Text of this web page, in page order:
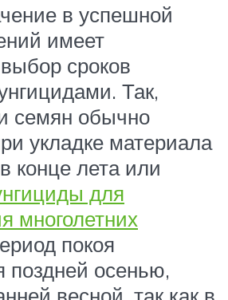
в успешной
имеет
сроков
Так,
семян обычно
укладке материала
конце лета или
для
многолетних
покоя
поздней осенью,